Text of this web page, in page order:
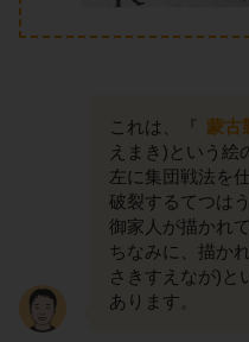
これは、『 蒙古
えまき)という絵
左に集団戦法を
破裂するてつは
御家人が描かれ
ちなみに、描か
さきすえなが)と
あります。